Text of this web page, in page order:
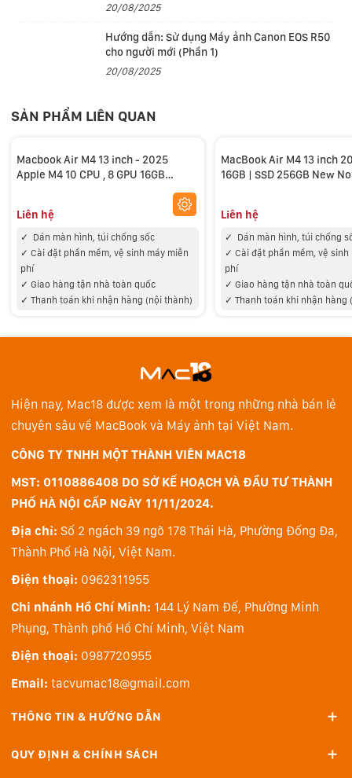
việc với nhiều ứng dụng và tab, chỉnh sửa video hoặc
chơi các trò chơi như DEATH STRANDING DIRECTOR'S
CUT. Và tất cả đều hoạt động êm ái với thiết kế không
Nhờ Neural Engine nhanh hơn trong chip M4, MacBook
Air sở hữu năng lực AI mạnh mẽ hơn để nâng tầm mọi
khung hình camera đến cải thiện chất lượng hình ảnh
bằng AI và chạy các mô hình ngôn ngữ lớn mới nhất,
bạn sẽ làm việc hiệu quả và sáng tạo hơn bao giờ hết.
MacBook Air có thời lượng pin lên đến 18 giờ. Thiết bị
cũng hỗ trợ sạc nhanh, tới 50% pin chỉ trong 30 phút.
Nhờ đó, bạn có thể thoải mái làm việc mà không lo hết
pin.
macOS
Với hàng chục nghìn ứng dụng được tối ưu hóa cho
Apple silicon, tất cả các ứng dụng yêu thích của bạn
đều chạy nhanh như chớp trên macOS, bao gồm
Microsoft 365 Copilot, Adobe Creative Cloud và Google
xuyên được cập nhật phần mềm miễn phí để vẫn chạy
trơn tru.
Mac + iPhone
dụng Mac cũng dễ như iPhone. Dù bạn đang sử dụng
20/08/2025
Hướng dẫn: Sử dụng Máy ảnh Canon EOS R50
cho người mới (Phần 1)
20/08/2025
SẢN PHẨM LIÊN QUAN
Macbook Air M4 13 inch - 2025
Apple M4 10 CPU , 8 GPU 16GB
Liên hệ
✓ Dán màn hình, túi chống sốc
✓ Cài đặt phần mềm, vệ sinh máy miễn
phí
✓ Giao hàng tận nhà toàn quốc
✓ Thanh toán khi nhận hàng (nội thành)
MacBook Air M4 13 inch
16GB | SSD 256GB New
Liên hệ
✓ Dán màn hình, túi chống
✓Cài đặt phần mềm, vệ sinh
phí
✓Giao hàng tận nhà toàn
✓Thanh toán khi nhận hàng
Hiện nay, Mac18 được xem là một trong những nhà bán lẻ
chuyên sâu về MacBook và Máy ảnh tại Việt Nam.
CÔNG TY TNHH MỘT THÀNH VIÊN MAC18
MST: 0110886408 DO SỞ KẾ HOẠCH VÀ ĐẦU TƯ THÀNH
PHỐ HÀ NỘI CẤP NGÀY 11/11/2024.
Địa chỉ: Số 2 ngách 39 ngõ 178 Thái Hà, Phường Đống Đa,
Thành Phố Hà Nội, Việt Nam.
Điện thoại: 0962311955
Chi nhánh Hồ Chí Minh: 144 Lý Nam Đế, Phường Minh
Phụng, Thành phố Hồ Chí Minh, Việt Nam
Điện thoại: 0987720955
Email: tacvumac18@gmail.com
THÔNG TIN & HƯỚNG DẪN
QUY ĐỊNH & CHÍNH SÁCH